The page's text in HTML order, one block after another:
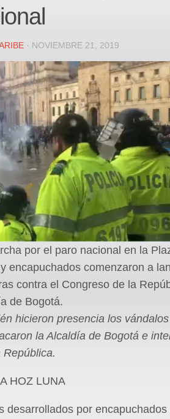
· NOVIEMBRE 21, 2019
por el paro nacional en la
encapuchados comenzaron a
contra el Congreso de la
de Bogotá.
hicieron presencia los
la Alcaldía de Bogotá e
HOZ LUNA
desarrollados por